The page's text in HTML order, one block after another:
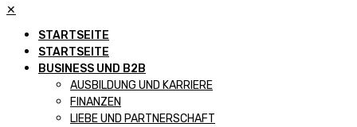
✕
STARTSEITE
STARTSEITE
BUSINESS UND B2B
AUSBILDUNG UND KARRIERE
FINANZEN
LIEBE UND PARTNERSCHAFT